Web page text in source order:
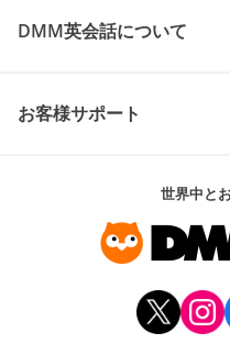
DMM英会話について
お客様サポート
世界中と